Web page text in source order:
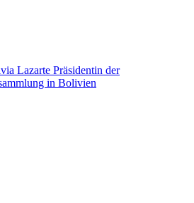
Lazarte Präsidentin der
in Bolivien